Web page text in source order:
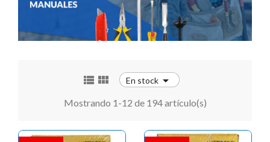
  En stock 
Mostrando 1-12 de 194 artículo(s)